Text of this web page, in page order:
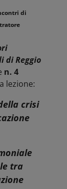
di
di Reggio
n. 4
lezione:
crisi
tra